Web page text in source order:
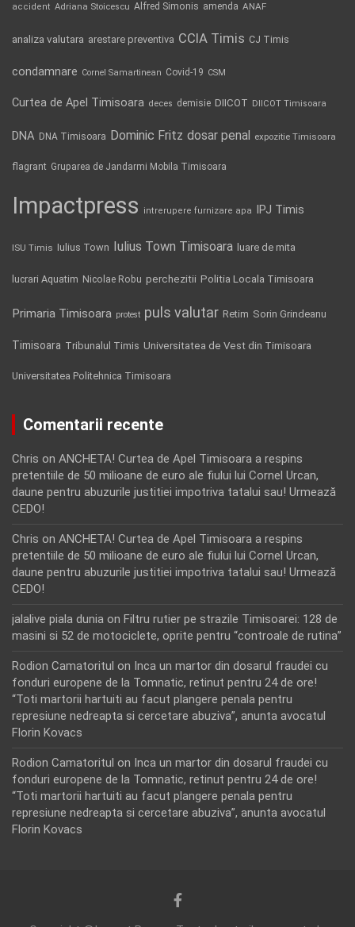
accident Adriana Stoicescu Alfred Simonis amenda ANAF
analiza valutara arestare preventiva CCIA Timis CJ Timis
condamnare Cornel Samartinean Covid-19 CSM
Curtea de Apel Timisoara deces demisie DIICOT DIICOT Timisoara
DNA DNA Timisoara Dominic Fritz dosar penal expozitie Timisoara
flagrant Gruparea de Jandarmi Mobila Timisoara
Impactpress intrerupere furnizare apa IPJ Timis
ISU Timis Iulius Town Iulius Town Timisoara luare de mita
lucrari Aquatim Nicolae Robu perchezitii Politia Locala Timisoara
Primaria Timisoara protest puls valutar Retim Sorin Grindeanu
Timisoara Tribunalul Timis Universitatea de Vest din Timisoara
Universitatea Politehnica Timisoara
Comentarii recente
Chris on ANCHETA! Curtea de Apel Timisoara a respins
pretentiile de 50 milioane de euro ale fiului lui Cornel Urcan,
daune pentru abuzurile justitiei impotriva tatalui sau! Urmează
CEDO!
Chris on ANCHETA! Curtea de Apel Timisoara a respins
pretentiile de 50 milioane de euro ale fiului lui Cornel Urcan,
daune pentru abuzurile justitiei impotriva tatalui sau! Urmează
CEDO!
jalalive piala dunia on Filtru rutier pe strazile Timisoarei: 128 de
masini si 52 de motociclete, oprite pentru “controale de rutina”
Rodion Camatoritul on Inca un martor din dosarul fraudei cu
fonduri europene de la Tomnatic, retinut pentru 24 de ore!
“Toti martorii hartuiti au facut plangere penala pentru
represiune nedreapta si cercetare abuziva”, anunta avocatul
Florin Kovacs
Rodion Camatoritul on Inca un martor din dosarul fraudei cu
fonduri europene de la Tomnatic, retinut pentru 24 de ore!
“Toti martorii hartuiti au facut plangere penala pentru
represiune nedreapta si cercetare abuziva”, anunta avocatul
Florin Kovacs